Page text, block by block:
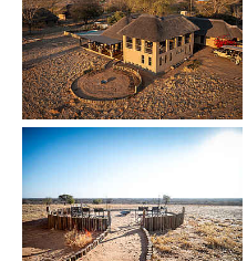
Show larger version